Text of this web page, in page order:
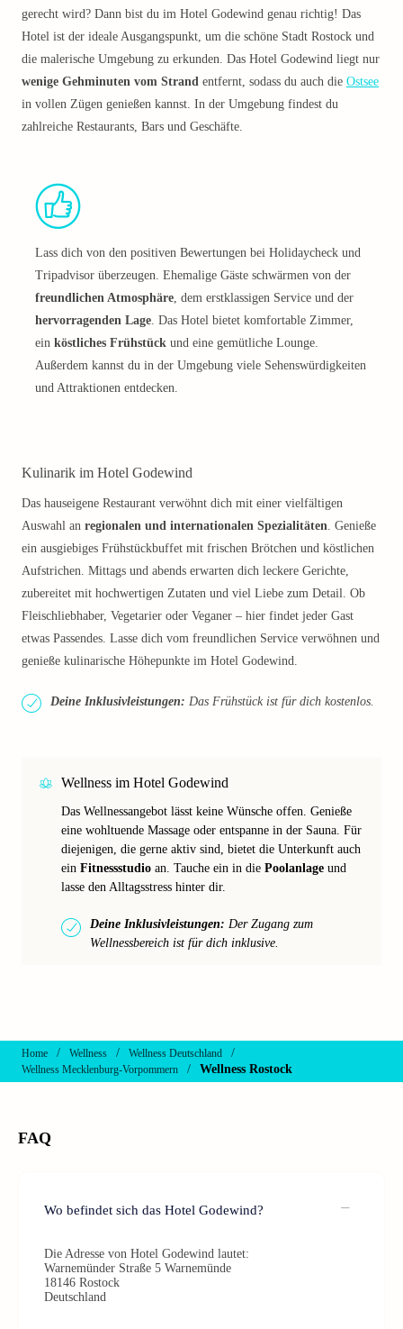
gerecht wird? Dann bist du im Hotel Godewind genau richtig! Das
Hotel ist der ideale Ausgangspunkt, um die schöne Stadt Rostock und
die malerische Umgebung zu erkunden. Das Hotel Godewind liegt nur
wenige Gehminuten vom Strand entfernt, sodass du auch die Ostsee
in vollen Zügen genießen kannst. In der Umgebung findest du
zahlreiche Restaurants, Bars und Geschäfte.
Lass dich von den positiven Bewertungen bei Holidaycheck und
Tripadvisor überzeugen. Ehemalige Gäste schwärmen von der
freundlichen Atmosphäre, dem erstklassigen Service und der
hervorragenden Lage. Das Hotel bietet komfortable Zimmer,
ein köstliches Frühstück und eine gemütliche Lounge.
Außerdem kannst du in der Umgebung viele Sehenswürdigkeiten
und Attraktionen entdecken.
Kulinarik im Hotel Godewind
Das hauseigene Restaurant verwöhnt dich mit einer vielfältigen
Auswahl an regionalen und internationalen Spezialitäten. Genieße
ein ausgiebiges Frühstückbuffet mit frischen Brötchen und köstlichen
Aufstrichen. Mittags und abends erwarten dich leckere Gerichte,
zubereitet mit hochwertigen Zutaten und viel Liebe zum Detail. Ob
Fleischliebhaber, Vegetarier oder Veganer – hier findet jeder Gast
etwas Passendes. Lasse dich vom freundlichen Service verwöhnen und
genieße kulinarische Höhepunkte im Hotel Godewind.
Deine Inklusivleistungen: Das Frühstück ist für dich kostenlos.
Wellness im Hotel Godewind
Das Wellnessangebot lässt keine Wünsche offen. Genieße
eine wohltuende Massage oder entspanne in der Sauna. Für
diejenigen, die gerne aktiv sind, bietet die Unterkunft auch
ein Fitnessstudio an. Tauche ein in die Poolanlage und
lasse den Alltagsstress hinter dir.
Deine Inklusivleistungen: Der Zugang zum
Wellnessbereich ist für dich inklusive.
Home / Wellness / Wellness Deutschland /
Wellness Mecklenburg-Vorpommern / Wellness Rostock
FAQ
Wo befindet sich das Hotel Godewind?
Die Adresse von Hotel Godewind lautet:
Warnemünder Straße 5 Warnemünde
18146 Rostock
Deutschland